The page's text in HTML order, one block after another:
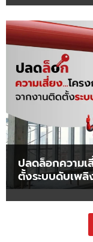
ปลดล็อกความเ
ตั้งระบบดับเพลิ